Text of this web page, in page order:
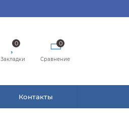
0
Закладки
0
Сравнение
Контакты